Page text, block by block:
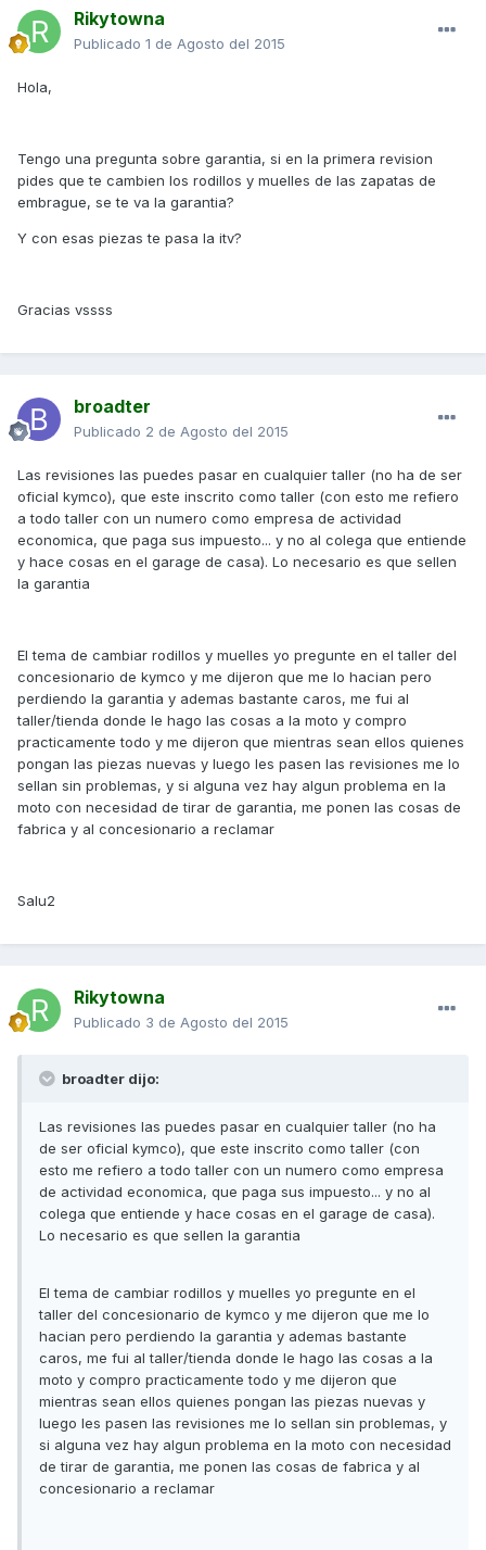
Rikytowna
Publicado 1 de Agosto del 2015
Hola,
Tengo una pregunta sobre garantia, si en la primera revision
pides que te cambien los rodillos y muelles de las zapatas de
embrague, se te va la garantia?
Y con esas piezas te pasa la itv?
Gracias vssss
broadter
Publicado 2 de Agosto del 2015
Las revisiones las puedes pasar en cualquier taller (no ha de ser
oficial kymco), que este inscrito como taller (con esto me refiero
a todo taller con un numero como empresa de actividad
economica, que paga sus impuesto... y no al colega que entiende
y hace cosas en el garage de casa). Lo necesario es que sellen
la garantia
El tema de cambiar rodillos y muelles yo pregunte en el taller del
concesionario de kymco y me dijeron que me lo hacian pero
perdiendo la garantia y ademas bastante caros, me fui al
taller/tienda donde le hago las cosas a la moto y compro
practicamente todo y me dijeron que mientras sean ellos quienes
pongan las piezas nuevas y luego les pasen las revisiones me lo
sellan sin problemas, y si alguna vez hay algun problema en la
moto con necesidad de tirar de garantia, me ponen las cosas de
fabrica y al concesionario a reclamar
Salu2
Rikytowna
Publicado 3 de Agosto del 2015
broadter dijo:
Las revisiones las puedes pasar en cualquier taller (no ha
de ser oficial kymco), que este inscrito como taller (con
esto me refiero a todo taller con un numero como empresa
de actividad economica, que paga sus impuesto... y no al
colega que entiende y hace cosas en el garage de casa).
Lo necesario es que sellen la garantia
El tema de cambiar rodillos y muelles yo pregunte en el
taller del concesionario de kymco y me dijeron que me lo
hacian pero perdiendo la garantia y ademas bastante
caros, me fui al taller/tienda donde le hago las cosas a la
moto y compro practicamente todo y me dijeron que
mientras sean ellos quienes pongan las piezas nuevas y
luego les pasen las revisiones me lo sellan sin problemas, y
si alguna vez hay algun problema en la moto con necesidad
de tirar de garantia, me ponen las cosas de fabrica y al
concesionario a reclamar